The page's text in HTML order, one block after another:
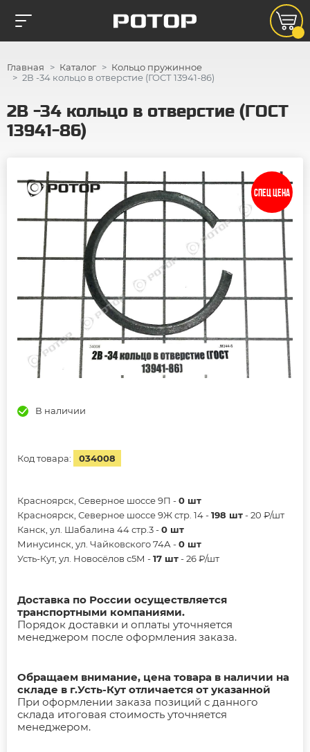
Главная Каталог
Кольцо пружинное
2В -34 кольцо в отверстие (ГОСТ 13941-86)
2В -34 кольцо в отверстие (ГОСТ
13941-86)
СПЕЦ ЦЕНА
В наличии
Код товара: 034008
Красноярск, Северное шоссе 9П -0 шт
Красноярск, Северное шоссе 9Ж стр. 14 -198 шт- 20 ₽/шт
Канск, ул. Шабалина 44 стр.3 -0 шт
Минусинск, ул. Чайковского 74А -0 шт
Усть-Кут, ул. Новосёлов с5М -17 шт- 26 ₽/шт
Доставка по России осуществляется
транспортными компаниями.
Порядок доставки и оплаты уточняется
менеджером после оформления заказа.
Обращаем внимание, цена товара в наличии на
складе в г.Усть-Кут отличается от указанной
При оформлении заказа позиций с данного
склада итоговая стоимость уточняется
менеджером.